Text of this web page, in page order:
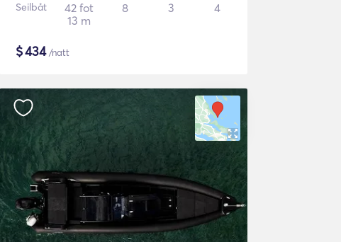
Seilbåt
42 fot
13 m
8 3 4
$434/natt